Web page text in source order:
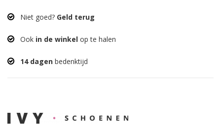
Niet goed? Geld terug
Ook in de winkel op te halen
14 dagen bedenktijd